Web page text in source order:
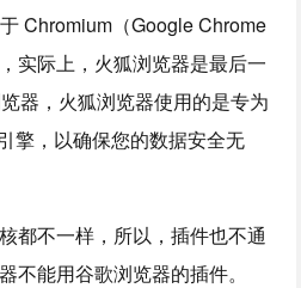
Chromium（Google Chrome
实际上，火狐浏览器是最后一
器，火狐浏览器使用的是专为
擎，以确保您的数据安全无
都不一样，所以，插件也不通
不能用谷歌浏览器的插件。